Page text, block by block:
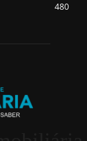
480